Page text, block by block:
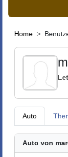
Home
Auto
Auto von